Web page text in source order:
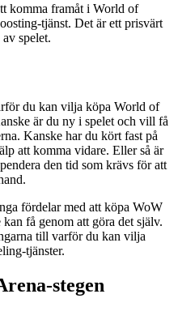
komma framåt i World of
tjänst. Det är ett prisvärt
spelet.
du kan vilja köpa World of
är du ny i spelet och vill få
Kanske har du kört fast på
att komma vidare. Eller så är
den tid som krävs för att
fördelar med att köpa WoW
få genom att göra det själv.
till varför du kan vilja
tjänster.
stegen